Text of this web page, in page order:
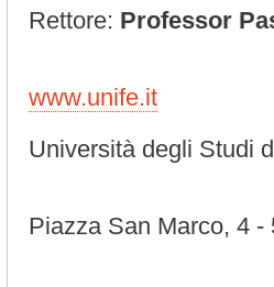
Rettore: Professor
www.unife.it
Università degli Studi
Piazza San Marco, 4 -